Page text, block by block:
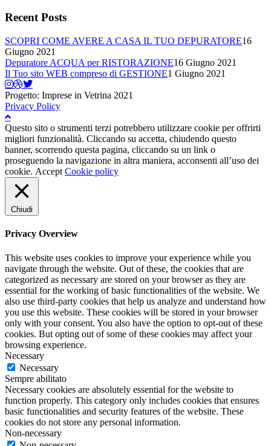
Recent Posts
SCOPRI COME AVERE A CASA IL TUO DEPURATORE16
Giugno 2021
Depuratore ACQUA per RISTORAZIONE16 Giugno 2021
Il Tuo sito WEB compreso di GESTIONE1 Giugno 2021
Progetto: Imprese in Vetrina 2021
Privacy Policy
Questo sito o strumenti terzi potrebbero utilizzare cookie per offrirti
migliori funzionalità. Cliccando su accetta, chiudendo questo
banner, scorrendo questa pagina, cliccando su un link o
proseguendo la navigazione in altra maniera, acconsenti all’uso dei
cookie. Accept Cookie policy
Chiudi
Privacy Overview
This website uses cookies to improve your experience while you
navigate through the website. Out of these, the cookies that are
categorized as necessary are stored on your browser as they are
essential for the working of basic functionalities of the website. We
also use third-party cookies that help us analyze and understand how
you use this website. These cookies will be stored in your browser
only with your consent. You also have the option to opt-out of these
cookies. But opting out of some of these cookies may affect your
browsing experience.
Necessary
Necessary
Sempre abilitato
Necessary cookies are absolutely essential for the website to
function properly. This category only includes cookies that ensures
basic functionalities and security features of the website. These
cookies do not store any personal information.
Non-necessary